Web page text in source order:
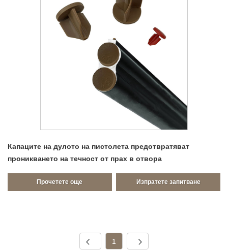
Капаците на дулото на пистолета предотвратяват
проникването на течност от прах в отвора
Прочетете още Изпратете запитване
1